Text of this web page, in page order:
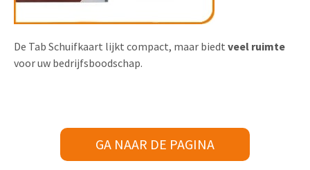
De Tab Schuifkaart lijkt compact, maar biedt veel ruimte
voor uw bedrijfsboodschap.
GA NAAR DE PAGINA